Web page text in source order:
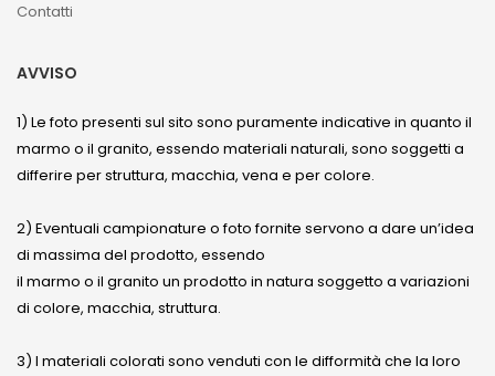
Contatti
AVVISO
1) Le foto presenti sul sito sono puramente indicative in quanto il
marmo o il granito, essendo materiali naturali, sono soggetti a
differire per struttura, macchia, vena e per colore.
2) Eventuali campionature o foto fornite servono a dare un’idea
di massima del prodotto, essendo
il marmo o il granito un prodotto in natura soggetto a variazioni
di colore, macchia, struttura.
3) I materiali colorati sono venduti con le difformità che la loro